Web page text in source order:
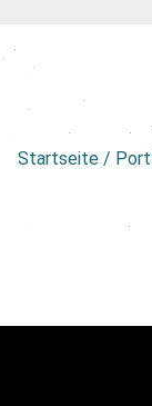
Startseite /